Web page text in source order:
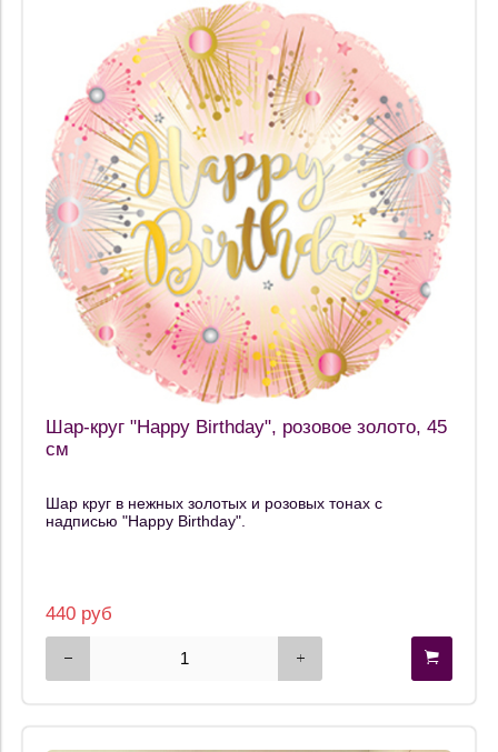
Шар-круг "Happy Birthday", розовое золото, 45
см
Шар круг в нежных золотых и розовых тонах с
надписью "Happy Birthday".
440 руб